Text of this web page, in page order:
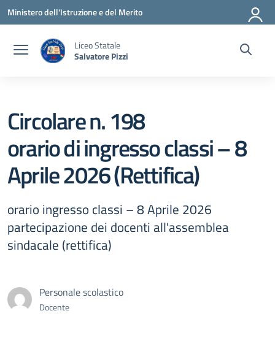
Vai ai contenuti
Vai al menu di navigazione
Vai al footer
Ministero dell'Istruzione e del Merito
Liceo Statale
Salvatore Pizzi
Circolare n. 198
orario di ingresso classi – 8
Aprile 2026 (Rettifica)
orario ingresso classi – 8 Aprile 2026
partecipazione dei docenti all'assemblea
sindacale (rettifica)
Personale scolastico
Docente